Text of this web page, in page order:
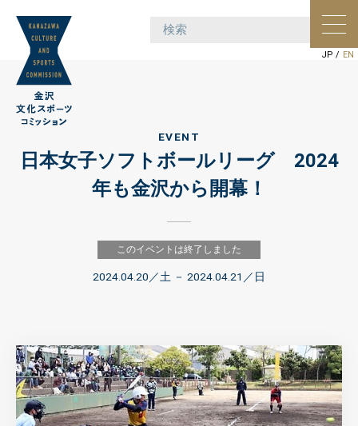
JP / EN
EVENT
日本女子ソフトボールリーグ 2024
年も金沢から開幕！
このイベントは終了しました
2024.04.20 ／土 － 2024.04.21 ／日